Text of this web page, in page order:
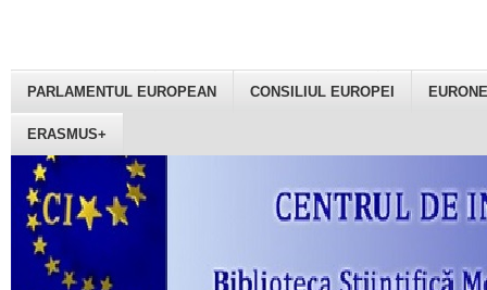
PARLAMENTUL EUROPEAN CONSILIUL EUROPEI
ERASMUS+